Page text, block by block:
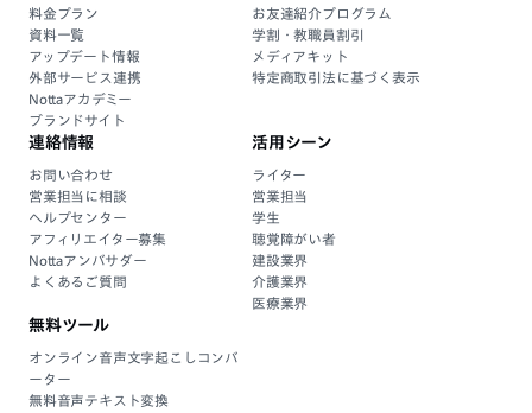
料金プラン
資料一覧
アップデート情報
外部サービス連携
Nottaアカデミー
ブランドサイト
お友達紹介プログラム
学割・教職員割引
メディアキット
特定商取引法に基づく表示
連絡情報
お問い合わせ
営業担当に相談
ヘルプセンター
アフィリエイター募集
Nottaアンバサダー
よくあるご質問
活用シーン
ライター
営業担当
学生
聴覚障がい者
建設業界
介護業界
医療業界
無料ツール
オンライン音声文字起こしコンバ
ーター
無料音声テキスト変換